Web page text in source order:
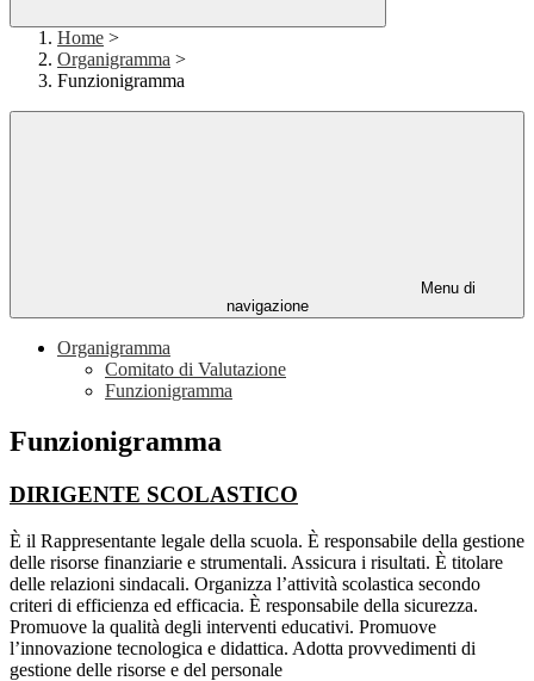
Home >
Organigramma >
Funzionigramma
Menu di
navigazione
Organigramma
Comitato di Valutazione
Funzionigramma
Funzionigramma
DIRIGENTE SCOLASTICO
È il Rappresentante legale della scuola. È responsabile della gestione
delle risorse finanziarie e strumentali. Assicura i risultati. È titolare
delle relazioni sindacali. Organizza l’attività scolastica secondo
criteri di efficienza ed efficacia. È responsabile della sicurezza.
Promuove la qualità degli interventi educativi. Promuove
l’innovazione tecnologica e didattica. Adotta provvedimenti di
gestione delle risorse e del personale